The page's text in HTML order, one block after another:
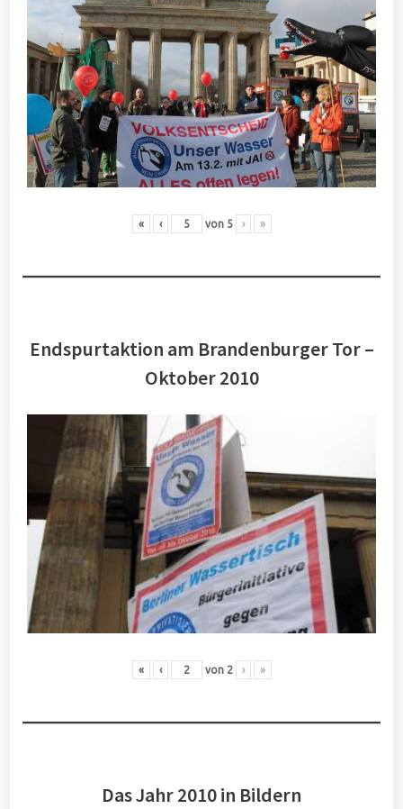
« ‹ von 5 › »
Endspurtaktion am Brandenburger Tor –
Oktober 2010
« ‹ von 2 › »
Das Jahr 2010 in Bildern